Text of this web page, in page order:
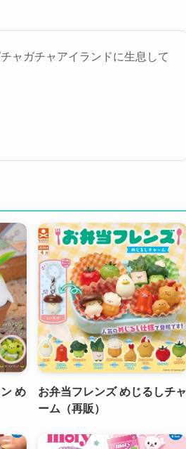
ャガチャアイランドに生息して
め
お弁当フレンズ めじるしチャ
ーム（再販）